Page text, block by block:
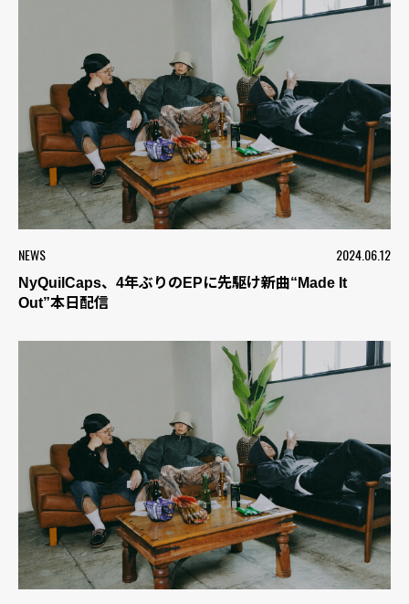
NEWS 2024.06.12
NyQuilCaps、4年ぶりのEPに先駆け新曲“Made It
Out”本日配信